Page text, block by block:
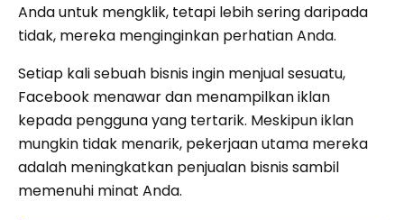
Anda untuk mengklik, tetapi lebih sering daripada
tidak, mereka menginginkan perhatian Anda.
Setiap kali sebuah bisnis ingin menjual sesuatu,
Facebook menawar dan menampilkan iklan
kepada pengguna yang tertarik. Meskipun iklan
mungkin tidak menarik, pekerjaan utama mereka
adalah meningkatkan penjualan bisnis sambil
memenuhi minat Anda.